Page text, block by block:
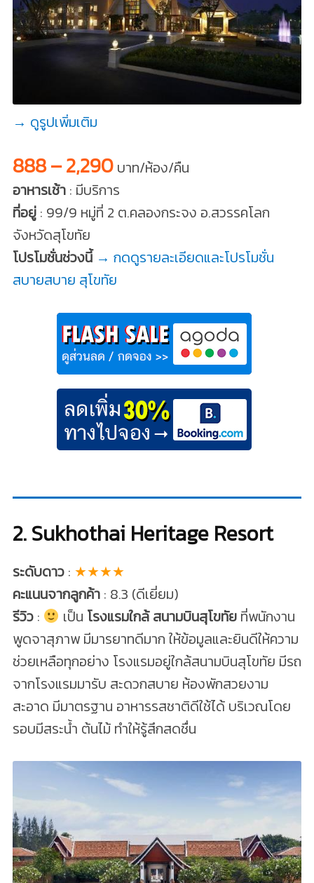
→ ดูรูปเพิ่มเติม
888 – 2,290บาท/ห้อง/คืน
อาหารเช้า: มีบริการ
ที่อยู่: 99/9 หมู่ที่ 2 ต.คลองกระจง อ.สวรรคโลก
จังหวัดสุโขทัย
โปรโมชั่นช่วงนี้ → กดดูรายละเอียดและโปรโมชั่น
สบายสบาย สุโขทัย
2. Sukhothai Heritage Resort
ระดับดาว: ★★★★
คะแนนจากลูกค้า: 8.3 (ดีเยี่ยม)
รีวิว: เป็น โรงแรมใกล้ สนามบินสุโขทัยที่พนักงาน
พูดจาสุภาพ มีมารยาทดีมาก ให้ข้อมูลและยินดีให้ความ
ช่วยเหลือทุกอย่าง โรงแรมอยู่ใกล้สนามบินสุโขทัย มีรถ
จากโรงแรมมารับ สะดวกสบาย ห้องพักสวยงาม
สะอาด มีมาตรฐาน อาหารรสชาติดีใช้ได้ บริเวณโดย
รอบมีสระน้ำ ต้นไม้ ทำให้รู้สึกสดชื่น